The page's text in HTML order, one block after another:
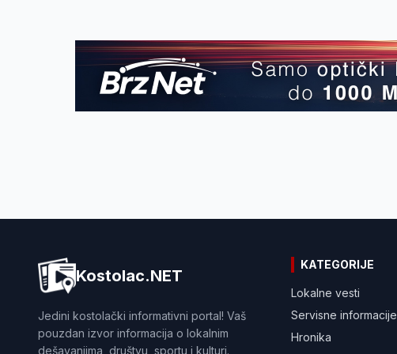
Kostolac.NET
Jedini kostolački informativni portal! Vaš
pouzdan izvor informacija o lokalnim
dešavanjima, društvu, sportu i kulturi.
KATEGORIJE
Lokalne vesti
Servisne informacije
Hronika